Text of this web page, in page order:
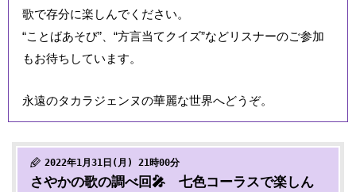
歌で存分に楽しんでください。
“ことばあそび”、“方言当てクイズ”などリスナーのご参加
もお待ちしています。
永遠のタカラジェンヌの華麗な世界へどうぞ。
2022年1月31日(月) 21時00分
さやかの歌の調べ回🎤 七色コーラスで楽しん